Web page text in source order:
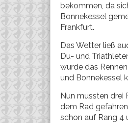
bekommen, da
Bonnekessel
Frankfurt.
Das Wetter ließ
Du- und
wurde das
und Bonnekessel
Nun mussten drei
dem Rad
schon auf Rang 4